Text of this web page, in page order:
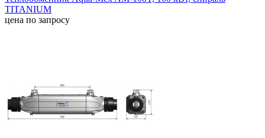
TITANIUM
цена по запросу